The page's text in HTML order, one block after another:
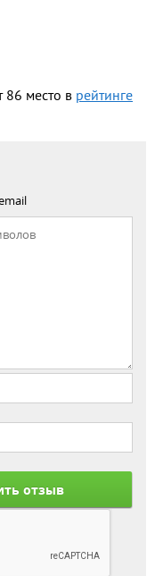
86 место в рейтинге